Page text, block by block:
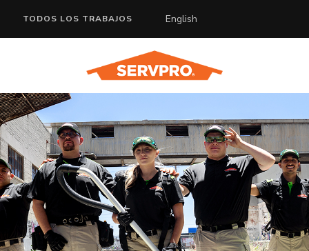
TODOS LOS TRABAJOS English